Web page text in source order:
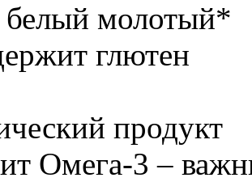
белый молотый*
глютен
продукт
Омега-3 –